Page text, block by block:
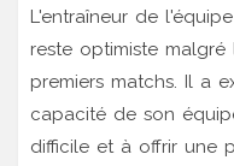
L'entraîneur de
reste optimiste
premiers matchs. Il a
capacité de son
difficile et à offrir une